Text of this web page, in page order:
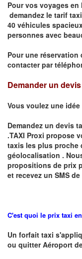
Pour vos voyages en
demandez le tarif
40 véhicules
personnes avec
Pour une
contacter par
Demander un
Vous voulez une
Demandez un devis
.TAXI Proxi propose
taxis les plus proche
géolocalisation .
propositions de prix
et recevez un SMS
C'est quoi le prix taxi
Un forfait taxi
ou quitter Aéroport